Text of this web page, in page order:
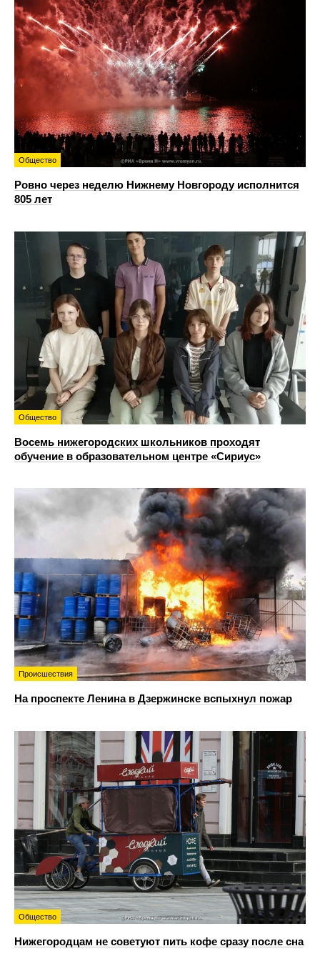
Общество
Ровно через неделю Нижнему Новгороду исполнится
805 лет
Общество
Восемь нижегородских школьников проходят
обучение в образовательном центре «Сириус»
Происшествия
На проспекте Ленина в Дзержинске вспыхнул пожар
Общество
Нижегородцам не советуют пить кофе сразу после сна